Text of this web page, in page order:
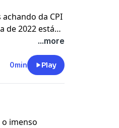
da CPI
de 2022 está
Ano Velho,
parceira da
seu site,
...more
0min Play
imenso